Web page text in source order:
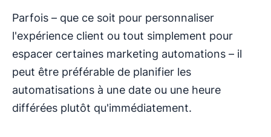
Parfois – que ce soit pour personnaliser
l'expérience client ou tout simplement pour
espacer certaines marketing automations – il
peut être préférable de planifier les
automatisations à une date ou une heure
différées plutôt qu'immédiatement.